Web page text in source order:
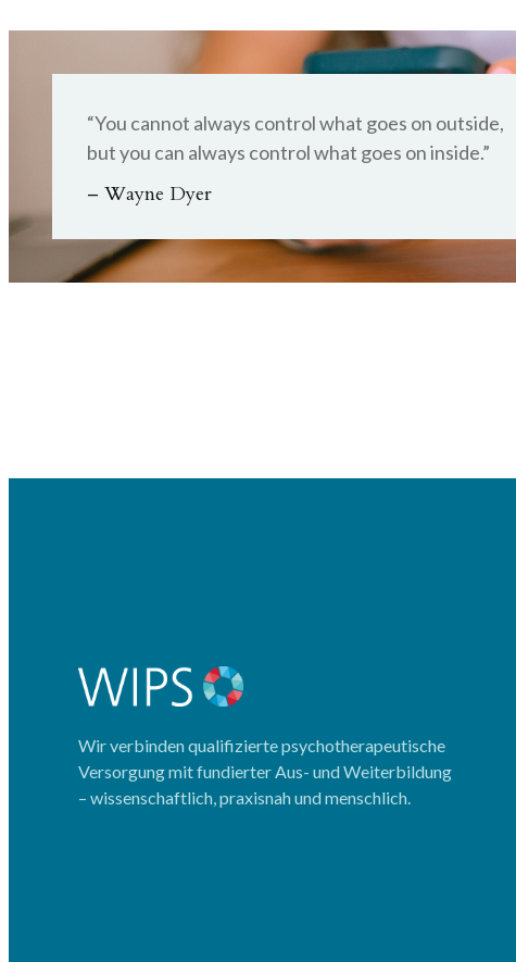
“You cannot always control what goes on outside,
but you can always control what goes on inside.”
– Wayne Dyer
Wir verbinden qualifizierte psychotherapeutische
Versorgung mit fundierter Aus- und Weiterbildung
– wissenschaftlich, praxisnah und menschlich.